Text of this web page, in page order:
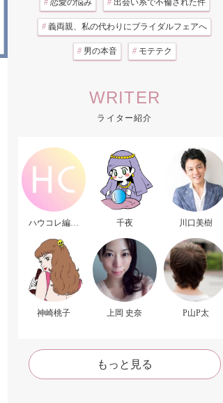
# 義両親、私の代わりにブライダルフェアへ
# 男の本音 # モテテク
WRITER
ライター紹介
ハウコレ編集
千夜 川口美樹
神崎桃子 上岡 史奈 P山P太
もっと見る